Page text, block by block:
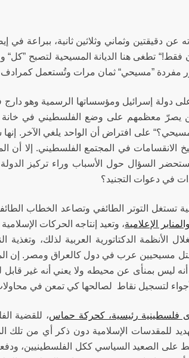
عن دقيقتين وثماني وثلاثين ثانية، ببراعة
فقط!“ تطغى هنا الديانة المسيحية لتصبح
مفردة ”مسيحي“ ثمان مرات وتُستعمل
دولة إسرائيل ومؤسساتها الرسمية وهو دارج
يصرّ معظمهم على وضع الفلسطيني في
على افتراض أن الواحد يلغي الآخر. إنها
الانقسامات في المجتمع الفلسطيني. إلا أن
السؤال حول الأسباب وراء تركيز
في دعوات التجنيد؟
تستغل التوتر الطائفي وتصاعد الخطاب
الإعلامية، وتعيد إنتاجه الحركات
الأنظمة الدكتاتورية العربية لذلك،
مسيحيين عرب في دول كالعراق ومصر. إن
ليس بمنأى عن محيطه ولا يعني أنه غير
لتسجيل نقاط لصالحها كي تمعن في
فلسطينية رئيسية، كحركة حماس، للقضية
للمقدسات الإسلامية دون ذكر أي من تلك
الصعيد السياسي ككل الفلسطينيين، ودفعهم